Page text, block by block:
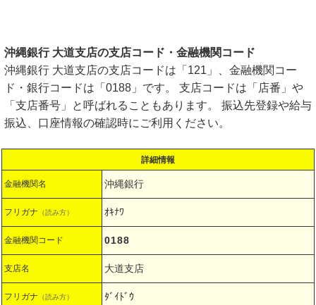
沖縄銀行 大道支店の支店コード・金融機関コード
沖縄銀行 大道支店の支店コードは「121」、金融機関コー
ド・銀行コードは「0188」です。 支店コードは「店番」や
「支店番号」と呼ばれることもあります。 振込先登録や給与
振込、口座情報の確認時にご利用ください。
詳細情報
金融機関名 沖縄銀行
フリガナ （読み方） ｵｷﾅﾜ
金融機関コード 0188
支店名 大道支店
フリガナ （読み方） ﾀﾞｲﾄﾞｳ